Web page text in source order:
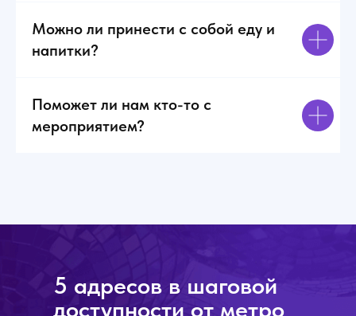
Можно ли принести с собой еду и
напитки?
Поможет ли нам кто-то с
мероприятием?
5 адресов в шаговой
доступности от метро